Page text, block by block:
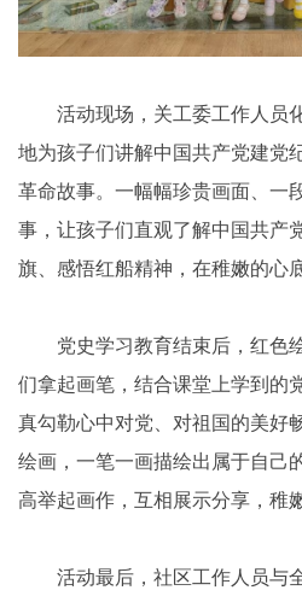
活动现场，关工委工作人员
地为孩子们讲解中国共产党建党
革命故事。一幅幅珍贵画面、一
事，让孩子们直观了解中国共产
旗、感悟红船精神，在稚嫩的心
党史学习教育结束后，红色
们拿起画笔，结合课堂上学到的
真勾勒心中对党、对祖国的美好
绘画，一笔一画描绘出属于自己
高举起画作，互相展示分享，稚
活动最后，社区工作人员与